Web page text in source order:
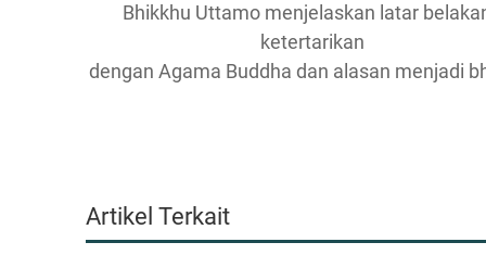
Bhikkhu Uttamo menjelaskan latar
ketertarikan
dengan Agama Buddha dan alasan menjadi
Artikel Terkait